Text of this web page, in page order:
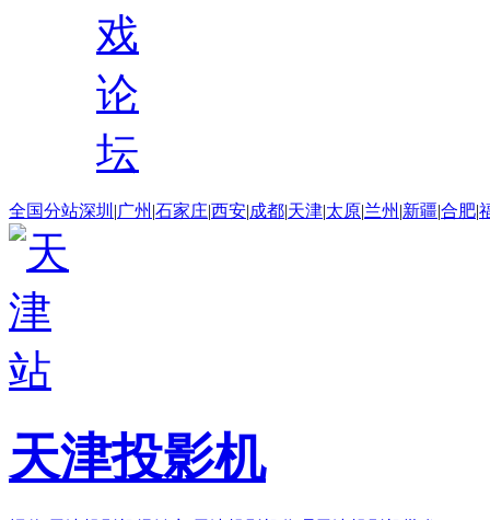
戏
论
坛
全国分站深圳 |广州 |石家庄|西安|成都|天津|太原|兰州 |新疆|合肥|
天津投影机